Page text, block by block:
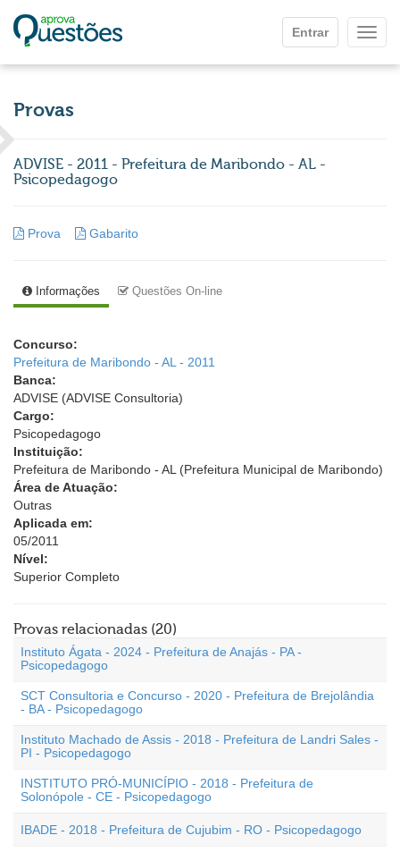
Entrar
Provas
ADVISE - 2011 - Prefeitura de Maribondo - AL -
Psicopedagogo
Prova Gabarito
Informações Questões On-line
Concurso:
Prefeitura de Maribondo - AL - 2011
Banca:
ADVISE (ADVISE Consultoria)
Cargo:
Psicopedagogo
Instituição:
Prefeitura de Maribondo - AL (Prefeitura Municipal de Maribondo)
Área de Atuação:
Outras
Aplicada em:
05/2011
Nível:
Superior Completo
Provas relacionadas (20)
Instituto Ágata - 2024 - Prefeitura de Anajás - PA -
Psicopedagogo
SCT Consultoria e Concurso - 2020 - Prefeitura de Brejolândia
- BA - Psicopedagogo
Instituto Machado de Assis - 2018 - Prefeitura de Landri Sales -
PI - Psicopedagogo
INSTITUTO PRÓ-MUNICÍPIO - 2018 - Prefeitura de
Solonópole - CE - Psicopedagogo
IBADE - 2018 - Prefeitura de Cujubim - RO - Psicopedagogo